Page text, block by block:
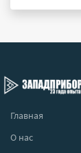
Главная
О нас